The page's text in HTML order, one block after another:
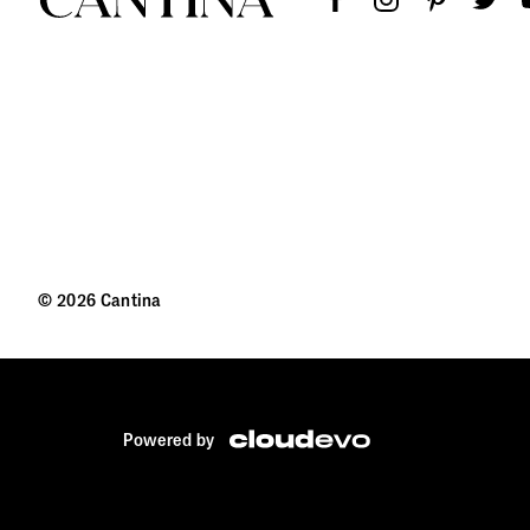
© 2026 Cantina
Powered by